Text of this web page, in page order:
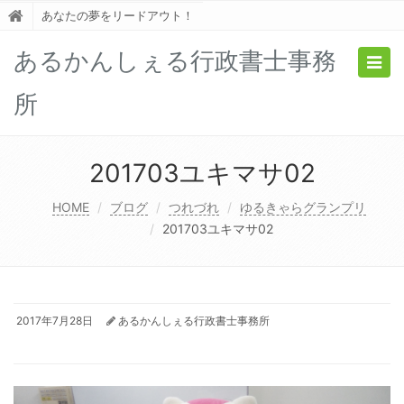
あなたの夢をリードアウト！
あるかんしぇる行政書士事務
所
201703ユキマサ02
HOME ブログ つれづれ
ゆるきゃらグランプリ
201703ユキマサ02
2017年7月28日 あるかんしぇる行政書士事務所